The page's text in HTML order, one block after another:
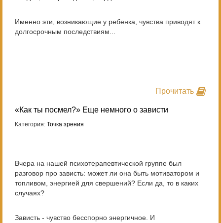
Именно эти, возникающие у ребенка, чувства приводят к
долгосрочным последствиям...
Прочитать
«Как ты посмел?» Еще немного о зависти
Категория: Точка зрения
Вчера на нашей психотерапевтической группе был
разговор про зависть: может ли она быть мотиватором и
топливом, энергией для свершений? Если да, то в каких
случаях?
Зависть - чувство бесспорно энергичное. И